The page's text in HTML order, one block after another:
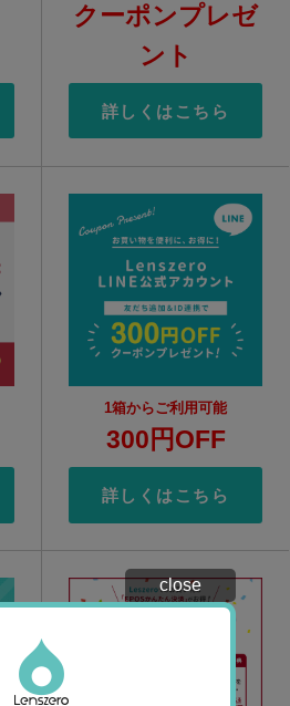
クーポンプレゼ
ント
詳しくはこちら
1箱からご利用可能
300円OFF
詳しくはこちら
close